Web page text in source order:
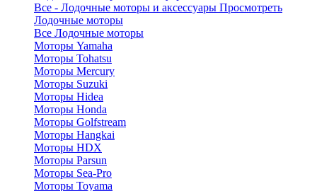
Все - Лодочные моторы и аксессуары Просмотреть
Лодочные моторы
Все Лодочные моторы
Моторы Yamaha
Моторы Tohatsu
Моторы Mercury
Моторы Suzuki
Моторы Hidea
Моторы Honda
Моторы Golfstream
Моторы Hangkai
Моторы HDX
Моторы Parsun
Моторы Sea-Pro
Моторы Toyama